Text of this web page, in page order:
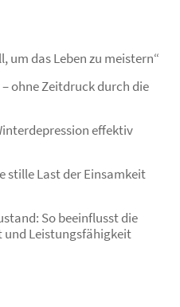
um das Leben zu meistern“
ohne Zeitdruck durch die
effektiv
stille Last der Einsamkeit
So beeinflusst die
Leistungsfähigkeit